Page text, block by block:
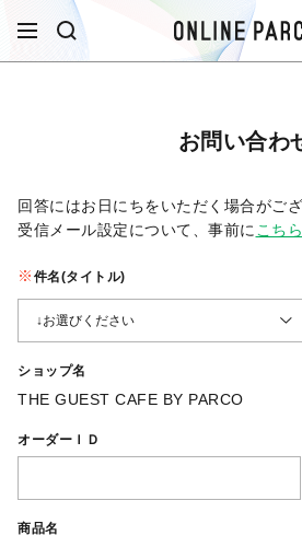
お問い合わ
回答にはお日にちをいただく場合がござ
受信メール設定について、事前に こちら
件名(タイトル)
ショップ名
THE GUEST CAFE BY PARCO
オーダーＩＤ
商品名